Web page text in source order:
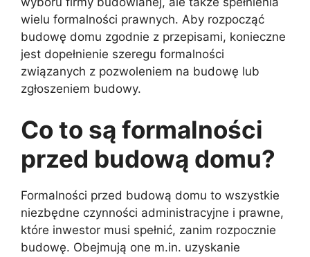
wielu formalności prawnych. Aby rozpocząć
budowę domu zgodnie z przepisami, konieczne
jest dopełnienie szeregu formalności
związanych z pozwoleniem na budowę lub
zgłoszeniem budowy.
Co to są formalności
przed budową domu?
Formalności przed budową domu to wszystkie
niezbędne czynności administracyjne i prawne,
które inwestor musi spełnić, zanim rozpocznie
budowę. Obejmują one m.in. uzyskanie